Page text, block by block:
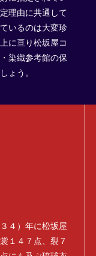
理由に共通して
いるのは大変珍
に亘り松坂屋コ
染織参考館の保
ょう。
４）年に松坂屋
１４７点、裂７